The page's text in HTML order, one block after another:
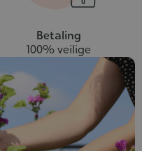
Betaling
100% veilige